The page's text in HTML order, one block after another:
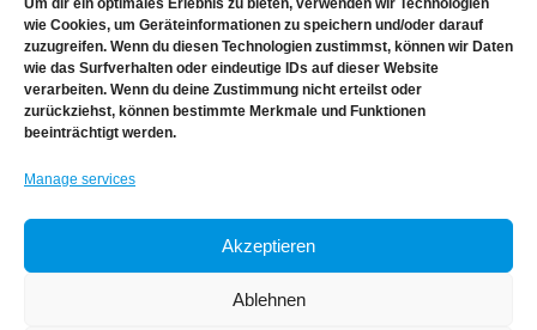
Um dir ein optimales Erlebnis zu bieten, verwenden wir Technologien
wie Cookies, um Geräteinformationen zu speichern und/oder darauf
zuzugreifen. Wenn du diesen Technologien zustimmst, können wir Daten
wie das Surfverhalten oder eindeutige IDs auf dieser Website
verarbeiten. Wenn du deine Zustimmung nicht erteilst oder
zurückziehst, können bestimmte Merkmale und Funktionen
beeinträchtigt werden.
Manage services
Akzeptieren
Ablehnen
Neukundengewinnung – wir beraten Sie persönlich
und zielgerichtet.
Kennenlerngespräch vereinbaren